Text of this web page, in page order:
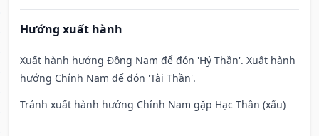
Hướng xuất hành
Xuất hành hướng Đông Nam để đón 'Hỷ Thần'. Xuất hành
hướng Chính Nam để đón 'Tài Thần'.
Tránh xuất hành hướng Chính Nam gặp Hạc Thần (xấu)